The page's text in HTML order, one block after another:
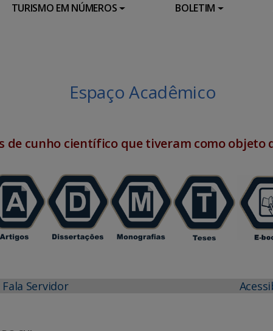
TURISMO EM NÚMEROS BOLETIM
Espaço Acadêmico
de cunho científico que tiveram como
Fala Servidor